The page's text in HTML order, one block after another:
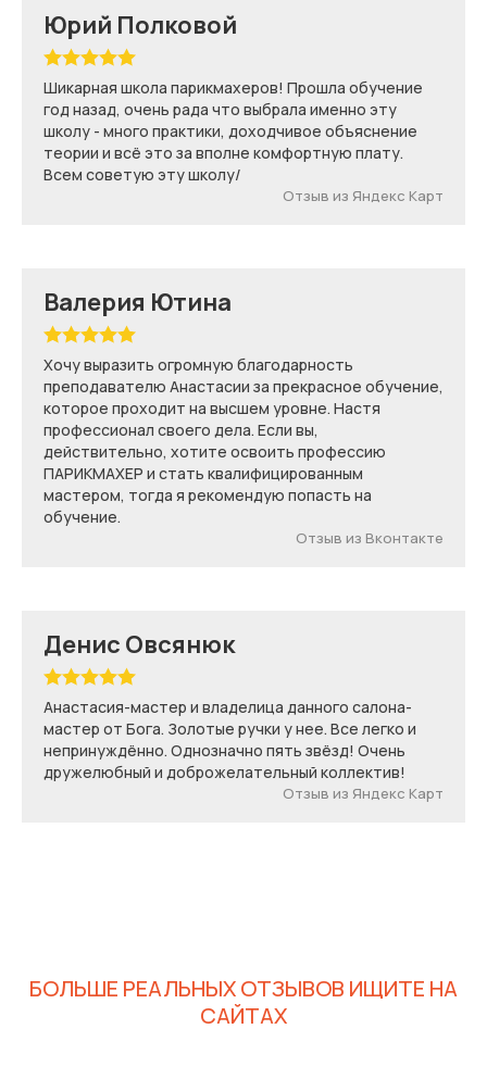
Юрий Полковой
Шикарная школа парикмахеров! Прошла обучение
год назад, очень рада что выбрала именно эту
школу - много практики, доходчивое объяснение
теории и всё это за вполне комфортную плату.
Всем советую эту школу/
Отзыв из Яндекс Карт
Валерия Ютина
Хочу выразить огромную благодарность
преподавателю Анастасии за прекрасное обучение,
которое проходит на высшем уровне. Настя
профессионал своего дела. Если вы,
действительно, хотите освоить профессию
ПАРИКМАХЕР и стать квалифицированным
мастером, тогда я рекомендую попасть на
обучение.
Отзыв из Вконтакте
Денис Овсянюк
Анастасия-мастер и владелица данного салона-
мастер от Бога. Золотые ручки у нее. Все легко и
непринуждённо. Однозначно пять звёзд! Очень
дружелюбный и доброжелательный коллектив!
Отзыв из Яндекс Карт
БОЛЬШЕ РЕАЛЬНЫХ ОТЗЫВОВ ИЩИТЕ НА
САЙТАХ